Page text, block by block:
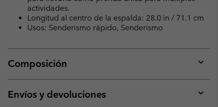
actividades.
Longitud al centro de la espalda: 28.0 in / 71.1 cm
Usos: Senderismo rápido, Senderismo
Composición
or
Envíos y devoluciones